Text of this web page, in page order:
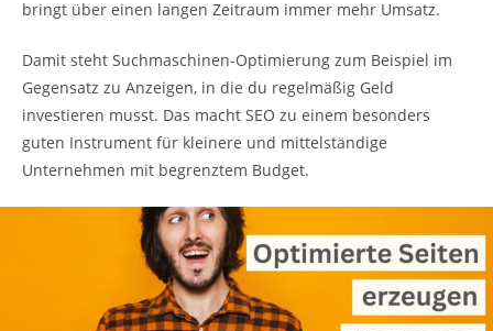
bringt über einen langen Zeitraum immer mehr Umsatz.
Damit steht Suchmaschinen-Optimierung zum Beispiel im
Gegensatz zu Anzeigen, in die du regelmäßig Geld
investieren musst. Das macht SEO zu einem besonders
guten Instrument für kleinere und mittelständige
Unternehmen mit begrenztem Budget.